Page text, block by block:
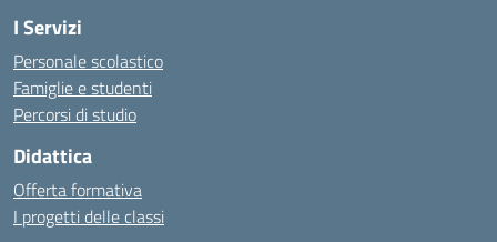
I Servizi
Personale scolastico
Famiglie e studenti
Percorsi di studio
Didattica
Offerta formativa
I progetti delle classi